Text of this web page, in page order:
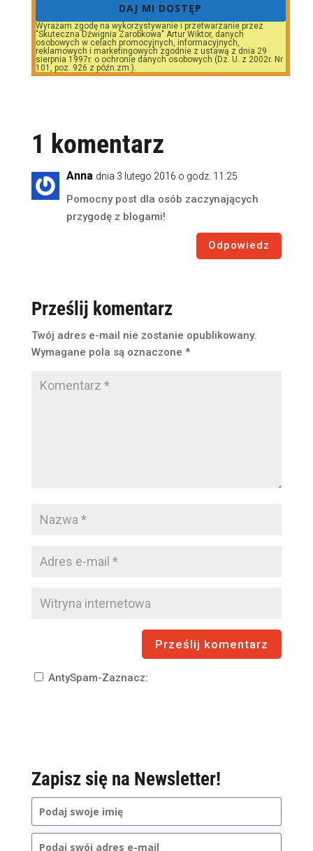
DAJ MI DOSTĘP
Wyrażam zgodę na wykorzystywanie i przetwarzanie przez
"Skuteczna Dźwignia Zarobkowa" Artur Wiktor, danych
osobowych w celach promocyjnych, informacyjnych,
reklamowych i marketingowych zgodnie z ustawą z dnia 29
sierpnia 1997r. o ochronie danych osobowych (Dz. U. z 2002r. Nr
101, poz. 926 z późn.zm.).
1 komentarz
Anna dnia 3 lutego 2016 o godz. 11:25
Pomocny post dla osób zaczynających
przygodę z blogami!
Odpowiedz
Prześlij komentarz
Twój adres e-mail nie zostanie opublikowany.
Wymagane pola są oznaczone *
AntySpam-Zaznacz:
Zapisz się na Newsletter!